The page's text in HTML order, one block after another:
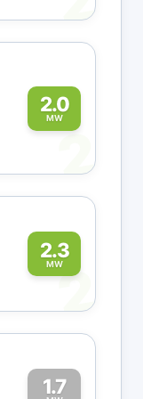
2.0
MW
2
2.3
MW2
1.7